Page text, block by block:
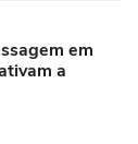
em
a